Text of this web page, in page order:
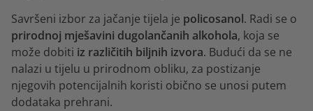
Savršeni izbor za jačanje tijela je policosanol. Radi se o
prirodnoj mješavini dugolančanih alkohola, koja se
može dobiti iz različitih biljnih izvora. Budući da se ne
nalazi u tijelu u prirodnom obliku, za postizanje
njegovih potencijalnih koristi obično se unosi putem
dodataka prehrani.